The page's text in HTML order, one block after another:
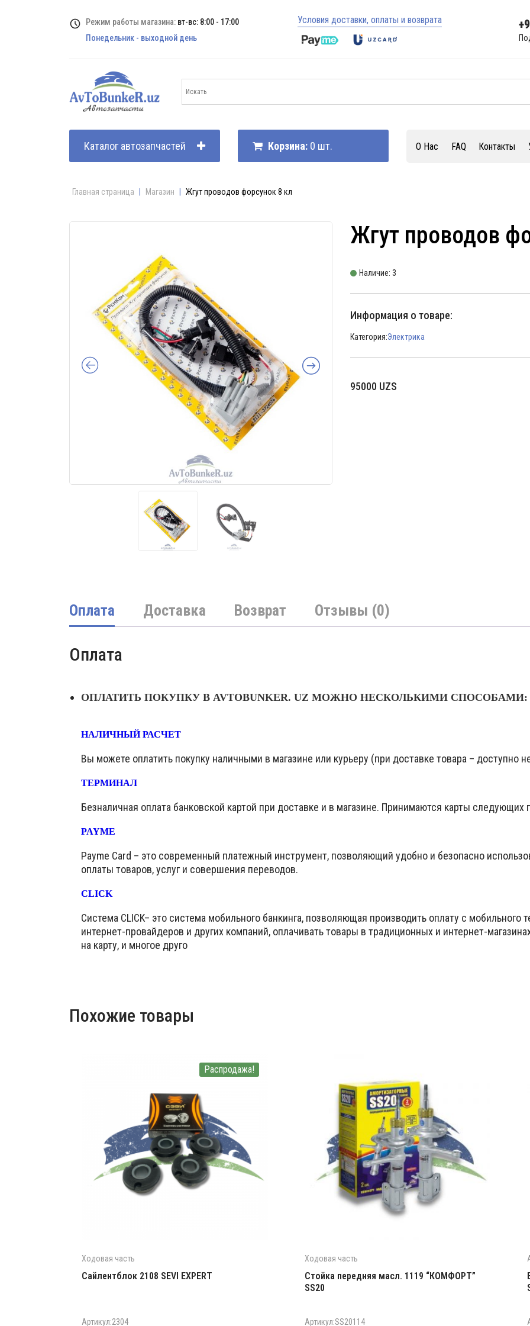
Режим работы магазина: вт-вс: 8:00 - 17:00
Понедельник - выходной день
Условия доставки, оплаты и возврата
Каталог автозапчастей Корзина: 0 шт. О Нас FAQ Контакты
Главная страница Магазин Жгут проводов форсунок 8 кл
Жгут проводов
Наличие: 3
Информация о товаре:
Категория:Электрика
95000 UZS
Оплата Доставка Возврат Отзывы (0)
Оплата
ОПЛАТИТЬ ПОКУПКУ В AVTOBUNKER. UZ МОЖНО НЕСКОЛЬКИМИ СПОСОБАМИ:
НАЛИЧНЫЙ РАСЧЕТ
Вы можете оплатить покупку наличными в магазине или курьеру (при доставке товара – доступно
ТЕРМИНАЛ
Безналичная оплата банковской картой при доставке и в магазине. Принимаются карты следующих
PAYME
Payme Card – это современный платежный инструмент, позволяющий удобно и безопасно
оплаты товаров, услуг и совершения переводов.
CLICK
Система CLICK– это система мобильного банкинга, позволяющая производить оплату с мобильного
интернет-провайдеров и других компаний, оплачивать товары в традиционных и интернет-
на карту, и многое друго
Похожие товары
Распродажа!
Ходовая часть
Сайлентблок 2108 SEVI EXPERT
Артикул:2304
Ходовая часть
Стойка передняя масл. 1119 “КОМФОРТ”
SS20
Артикул:SS20114